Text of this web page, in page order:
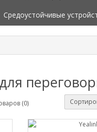
Средоустойчивые
(0)